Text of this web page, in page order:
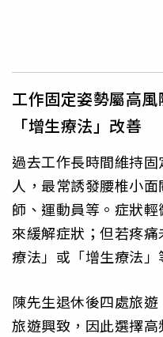
工作固定姿勢屬高
「增生療法」改善
過去工作長時間維持
人，最常誘發腰椎小
師、運動員等。症狀
來緩解症狀；但若疼
療法」或「增生療法」
陳先生退休後四處旅
旅遊興致，因此選擇